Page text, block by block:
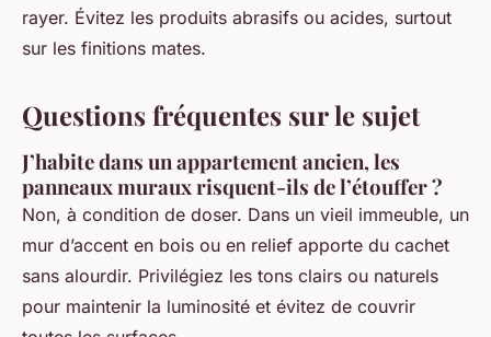
rayer. Évitez les produits abrasifs ou acides, surtout
sur les finitions mates.
Questions fréquentes sur le sujet
J’habite dans un appartement ancien, les
panneaux muraux risquent-ils de l’étouffer ?
Non, à condition de doser. Dans un vieil immeuble, un
mur d’accent en bois ou en relief apporte du cachet
sans alourdir. Privilégiez les tons clairs ou naturels
pour maintenir la luminosité et évitez de couvrir